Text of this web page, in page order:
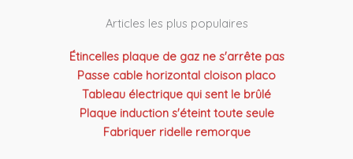
Articles les plus populaires
Étincelles plaque de gaz ne s'arrête pas
Passe cable horizontal cloison placo
Tableau électrique qui sent le brûlé
Plaque induction s'éteint toute seule
Fabriquer ridelle remorque